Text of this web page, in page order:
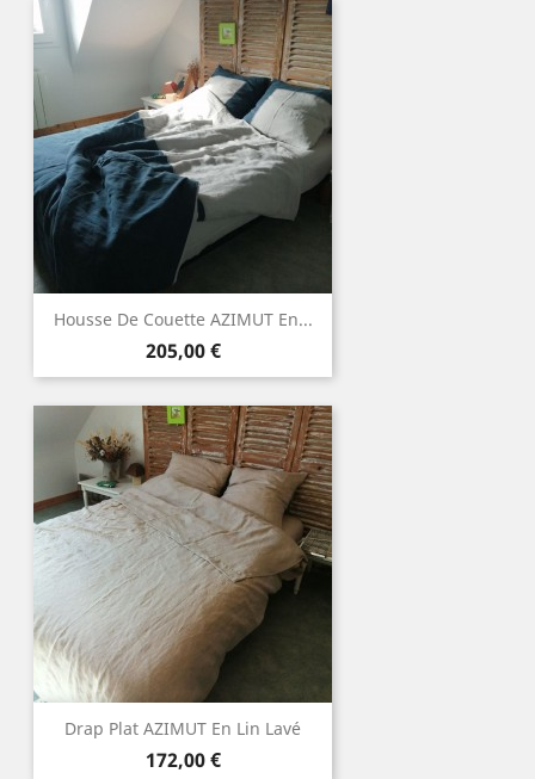
Housse De Couette AZIMUT En...
Prix
205,00 €
Drap Plat AZIMUT En Lin Lavé
Prix
172,00 €